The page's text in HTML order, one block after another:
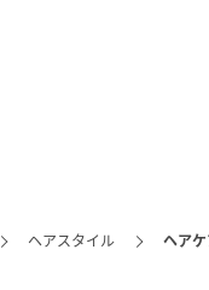
ヘアスタイル ヘア